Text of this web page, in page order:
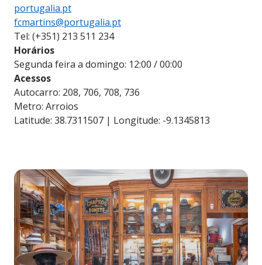
portugalia.pt
fcmartins@portugalia.pt
Tel: (+351) 213 511 234
Horários
Segunda feira a domingo: 12:00 / 00:00
Acessos
Autocarro: 208, 706, 708, 736
Metro: Arroios
Latitude: 38.7311507 | Longitude: -9.1345813